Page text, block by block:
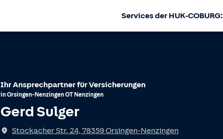
Services der HUK-COBURG:
Ihr Ansprechpartner für Versicherungen
inOrsingen-NenzingenOT Nenzingen
Gerd Sulger
Stockacher Str. 24, 78359Orsingen-Nenzingen